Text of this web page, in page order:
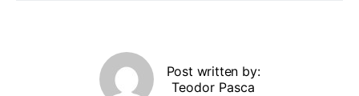
Post written by:
Teodor Pasca